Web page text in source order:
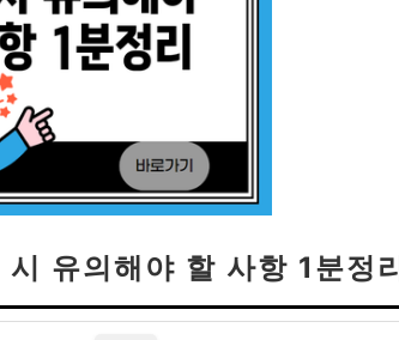
유의해야 할 사항 1분정리